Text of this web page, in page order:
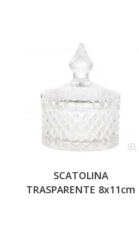
SCATOLINA
TRASPARENTE 8x11cm